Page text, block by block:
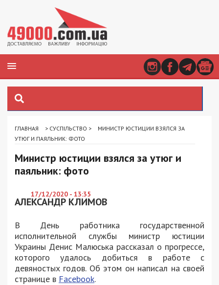
ГЛАВНАЯ > СУСПІЛЬСТВО >
МИНИСТР ЮСТИЦИИ ВЗЯЛСЯ ЗА
УТЮГ И ПАЯЛЬНИК: ФОТО
Министр юстиции взялся за утюг и
паяльник: фото
17/12/2020 - 13:35
АЛЕКСАНДР КЛИМОВ
В День работника государственной
исполнительной службы министр юстиции
Украины Денис Малюська рассказал о прогрессе,
которого удалось добиться в работе с
девяностых годов. Об этом он написал на своей
странице в Facebook.